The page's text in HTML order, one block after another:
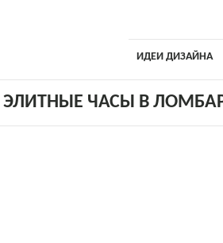
ИДЕИ ДИЗАЙНА
ЭЛИТНЫЕ ЧАСЫ В